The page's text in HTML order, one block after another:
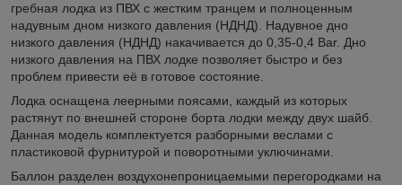
гребная лодка из ПВХ с жестким транцем и полноценным
надувным дном низкого давления (НДНД). Надувное дно
низкого давления (НДНД) накачивается до 0,35-0,4 Bar. Дно
низкого давления на ПВХ лодке позволяет быстро и без
проблем привести её в готовое состояние.
Лодка оснащена леерными поясами, каждый из которых
растянут по внешней стороне борта лодки между двух шайб.
Данная модель комплектуется разборными веслами с
пластиковой фурнитурой и поворотными уключинами.
Баллон разделен воздухонепроницаемыми перегородками на